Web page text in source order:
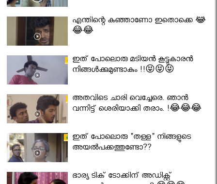
എന്തിന്റെ കുഞ്ഞാണോ ഇതൊക്കെ 😂
😂😂
ഇത് പോലൊരു മടിയൻ കൂട്ടുകാരൻ
നിങ്ങൾക്കുമുണ്ടാകും !!😝😝😝
അതവിടെ ചാരി വെച്ചേരെ. ഞാൻ
വന്നിട്ട് ശെരിയാക്കി തരാം. !😂😂😂
ഇത് പോലൊരു "തള്ള" നിങ്ങളുടെ
അയല്‍പക്കത്തുണ്ടോ??
ഭാര്യ ടിക് ടോക്കിന് അഡിക്റ്റ്